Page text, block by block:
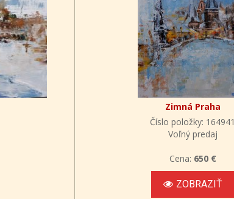
Zimná Praha
Číslo položky: 164941
Voľný predaj
Cena: 650 €
ZOBRAZIŤ